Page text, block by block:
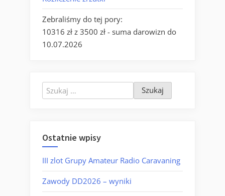
Zebraliśmy do tej pory:
10316 zł z 3500 zł - suma darowizn do
10.07.2026
Szukaj:
Ostatnie wpisy
III zlot Grupy Amateur Radio Caravaning
Zawody DD2026 – wyniki